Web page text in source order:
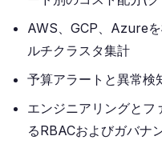
AWS、GCP、Azure
ルチクラスタ集計
予算アラートと異常検
エンジニアリングとフ
るRBACおよびガバナ